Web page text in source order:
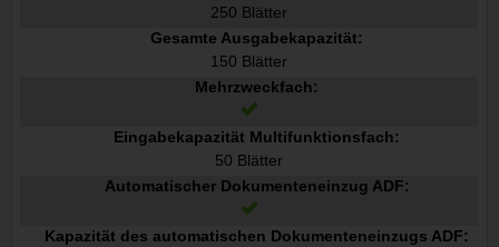
250 Blätter
Gesamte Ausgabekapazität:
150 Blätter
Mehrzweckfach:
Eingabekapazität Multifunktionsfach:
50 Blätter
Automatischer Dokumenteneinzug ADF:
Kapazität des automatischen Dokumenteneinzugs ADF: